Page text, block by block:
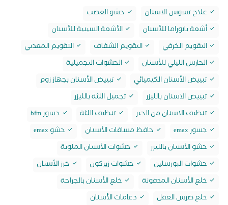
علاج تسوس الاسنان
حشو العصب
أشعة بانوراما للأسنان
الأشعة السينية للأسنان
التقويم الخزفي
التقويم الشفاف
التقويم المعدني
الحارس الليلي للأسنان
الحشوات التجميلية
تبييض الأسنان الكيميائي
تبييض الأسنان بجهاز زوم
تبييض الاسنان بالليزر
تجميل اللثة بالليزر
تنظيف الاسنان من الجير
تنظيف اللثة
جسور bfm
جسور emax
حافظ مسافات الأسنان
حشو emax
حشو الأسنان بالليزر
حشوات الأسنان الملونة
حشوات البورسلين
حشوات زيركون
خرز الأسنان
خلع الأسنان المدفونة
خلع الأسنان بالجراحة
خلع ضرس العقل
دعامات الأسنان